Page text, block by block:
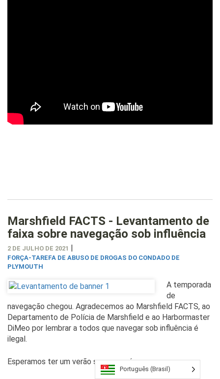
Marshfield FACTS - Levantamento de
faixa sobre navegação sob influência
2 DE JULHO DE 2021
FORÇA-TAREFA DE ABUSO DE DROGAS DO CONDADO DE
PLYMOUTH
A temporada
de
navegação chegou. Agradecemos ao Marshfield FACTS, ao
Departamento de Polícia de Marshfield e ao Harbormaster
DiMeo por lembrar a todos que navegar sob influência é
ilegal.
Esperamos ter um verão seguro na água
Português (Brasil)